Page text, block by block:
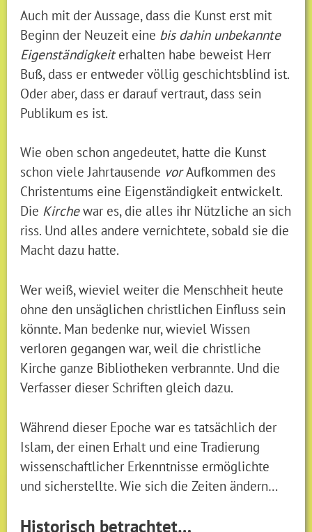
Auch mit der Aussage, dass die Kunst erst mit
Beginn der Neuzeit eine bis dahin unbekannte
Eigenständigkeiterhalten habe beweist Herr
Buß, dass er entweder völlig geschichtsblind ist.
Oder aber, dass er darauf vertraut, dass sein
Publikum es ist.
Wie oben schon angedeutet, hatte die Kunst
schon viele Jahrtausende vorAufkommen des
Christentums eine Eigenständigkeit entwickelt.
Die Kirchewar es, die alles ihr Nützliche an sich
riss. Und alles andere vernichtete, sobald sie die
Macht dazu hatte.
Wer weiß, wieviel weiter die Menschheit heute
ohne den unsäglichen christlichen Einfluss sein
könnte. Man bedenke nur, wieviel Wissen
verloren gegangen war, weil die christliche
Kirche ganze Bibliotheken verbrannte. Und die
Verfasser dieser Schriften gleich dazu.
Während dieser Epoche war es tatsächlich der
Islam, der einen Erhalt und eine Tradierung
wissenschaftlicher Erkenntnisse ermöglichte
und sicherstellte. Wie sich die Zeiten ändern…
Historisch betrachtet…